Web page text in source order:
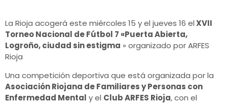
La Rioja acogerá este miércoles 15 y el jueves 16 elXVII
Torneo Nacional de Fútbol 7 «Puerta Abierta,
Logroño, ciudad sin estigma » organizado por ARFES
Rioja
Una competición deportiva que está organizada por la
Asociación Riojana de Familiares y Personas con
Enfermedad Mental y el Club ARFES Rioja, con el